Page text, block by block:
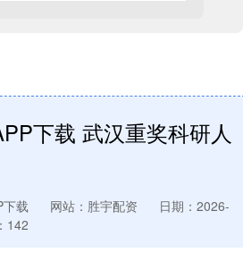
下载 武汉重奖科研人
下载 网站：胜宇配资
日期：2026-
142